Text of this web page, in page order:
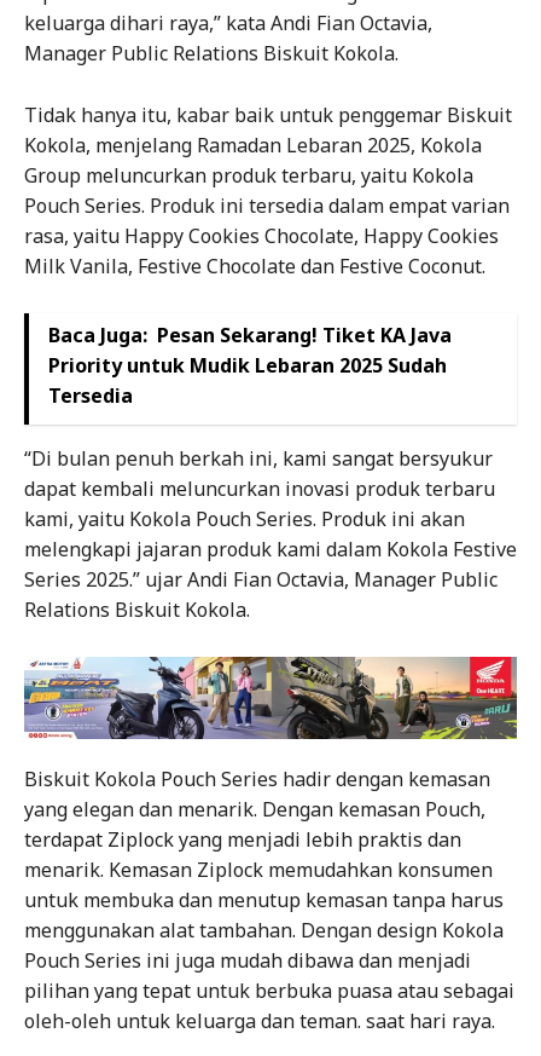
keluarga dihari raya,” kata Andi Fian Octavia,
Manager Public Relations Biskuit Kokola.
Tidak hanya itu, kabar baik untuk penggemar Biskuit
Kokola, menjelang Ramadan Lebaran 2025, Kokola
Group meluncurkan produk terbaru, yaitu Kokola
Pouch Series. Produk ini tersedia dalam empat varian
rasa, yaitu Happy Cookies Chocolate, Happy Cookies
Milk Vanila, Festive Chocolate dan Festive Coconut.
Baca Juga: Pesan Sekarang! Tiket KA Java
Priority untuk Mudik Lebaran 2025 Sudah
Tersedia
“Di bulan penuh berkah ini, kami sangat bersyukur
dapat kembali meluncurkan inovasi produk terbaru
kami, yaitu Kokola Pouch Series. Produk ini akan
melengkapi jajaran produk kami dalam Kokola Festive
Series 2025.” ujar Andi Fian Octavia, Manager Public
Relations Biskuit Kokola.
Biskuit Kokola Pouch Series hadir dengan kemasan
yang elegan dan menarik. Dengan kemasan Pouch,
terdapat Ziplock yang menjadi lebih praktis dan
menarik. Kemasan Ziplock memudahkan konsumen
untuk membuka dan menutup kemasan tanpa harus
menggunakan alat tambahan. Dengan design Kokola
Pouch Series ini juga mudah dibawa dan menjadi
pilihan yang tepat untuk berbuka puasa atau sebagai
oleh-oleh untuk keluarga dan teman. saat hari raya.